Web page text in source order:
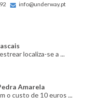
info@underway.pt
localiza-se a ...
Amarela
o custo de 10 euros ...